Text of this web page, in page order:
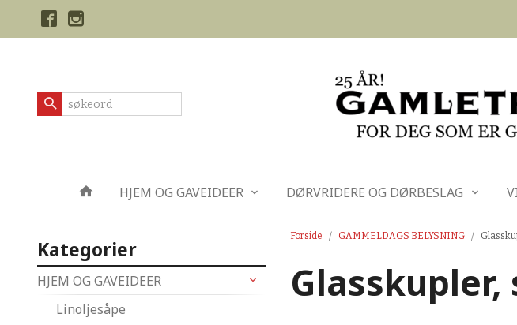
Produkter HJEM OG GAVEIDEER DØRVRIDERE OG DØRBESLAG
Kategorier
HJEM OG GAVEIDEER
Linoljesåpe
Forside GAMMELDAGS BELYSNING